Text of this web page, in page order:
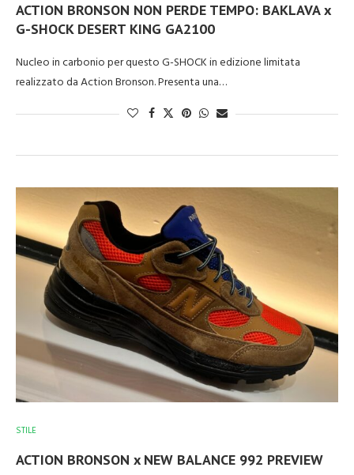
ACTION BRONSON NON PERDE TEMPO: BAKLAVA x
G-SHOCK DESERT KING GA2100
Nucleo in carbonio per questo G-SHOCK in edizione limitata
realizzato da Action Bronson. Presenta una…
STILE
ACTION BRONSON x NEW BALANCE 992 PREVIEW